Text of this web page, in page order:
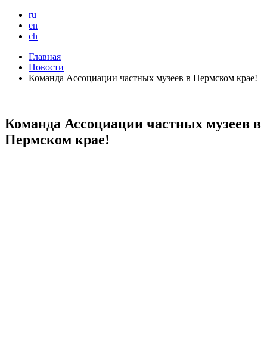
ru
en
ch
Главная
Новости
Команда Ассоциации частных музеев в Пермском крае!
Команда Ассоциации частных музеев в
Пермском крае!